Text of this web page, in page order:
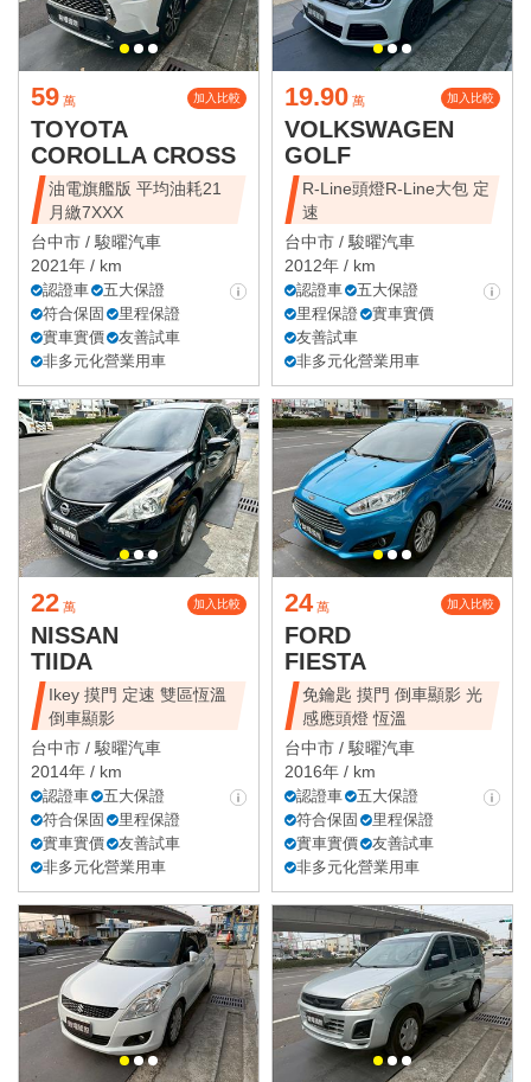
59 萬 加入比較
TOYOTA
COROLLA CROSS
油電旗艦版 平均油耗21
月繳7XXX
台中市 /駿曜汽車
2021年 / km
認證車
五大保證
符合保固
里程保證
實車實價
友善試車
非多元化營業用車
19.90 萬 加入比較
VOLKSWAGEN
GOLF
R-Line頭燈R-Line大包 定
速
台中市 /駿曜汽車
2012年 / km
認證車
五大保證
里程保證
實車實價
友善試車
非多元化營業用車
22 萬 加入比較
NISSAN
TIIDA
Ikey 摸門 定速 雙區恆溫
倒車顯影
台中市 /駿曜汽車
2014年 / km
認證車
五大保證
符合保固
里程保證
實車實價
友善試車
非多元化營業用車
24 萬 加入比較
FORD
FIESTA
免鑰匙 摸門 倒車顯影 光
感應頭燈 恆溫
台中市 /駿曜汽車
2016年 / km
認證車
五大保證
符合保固
里程保證
實車實價
友善試車
非多元化營業用車